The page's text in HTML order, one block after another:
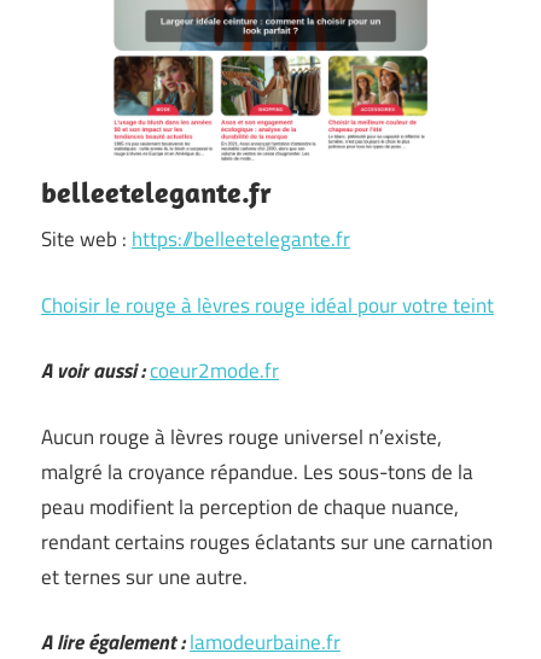
belleetelegante.fr
Site web : https://belleetelegante.fr
Choisir le rouge à lèvres rouge idéal pour votre teint
A voir aussi :coeur2mode.fr
Aucun rouge à lèvres rouge universel n’existe,
malgré la croyance répandue. Les sous-tons de la
peau modifient la perception de chaque nuance,
rendant certains rouges éclatants sur une carnation
et ternes sur une autre.
A lire également :lamodeurbaine.fr